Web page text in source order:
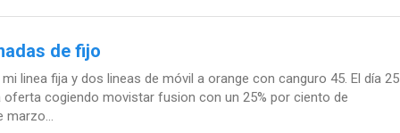
de fijo
linea fija y dos lineas de móvil a orange con canguro 45. El día 25
cogiendo movistar fusion con un 25% por ciento de
marzo...